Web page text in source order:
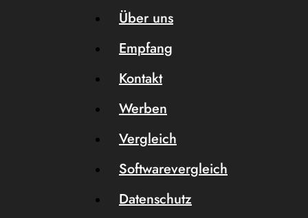
Über uns
Empfang
Kontakt
Werben
Vergleich
Softwarevergleich
Datenschutz